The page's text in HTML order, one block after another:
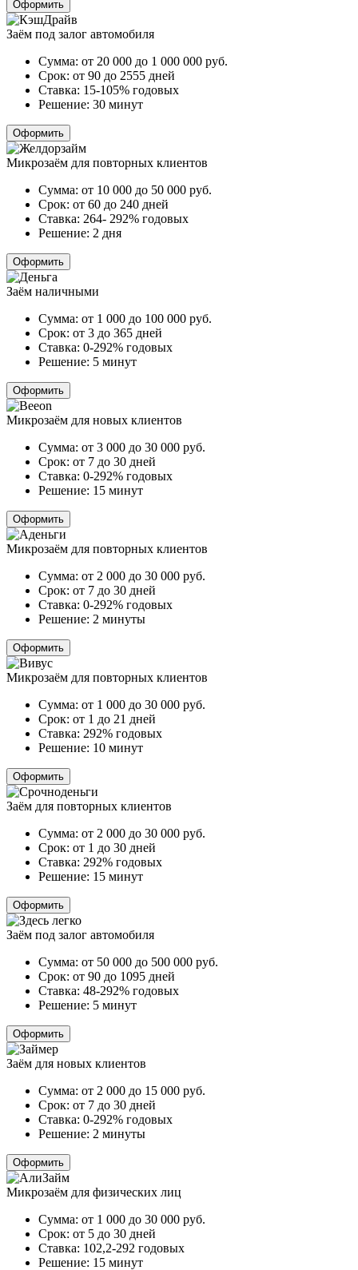
Оформить
Заём под залог автомобиля
Сумма: от 20 000 до 1 000 000 руб.
Срок: от 90 до 2555 дней
Ставка: 15-105% годовых
Решение: 30 минут
Оформить
Микрозаём для повторных клиентов
Сумма: от 10 000 до 50 000 руб.
Срок: от 60 до 240 дней
Ставка: 264- 292% годовых
Решение: 2 дня
Оформить
Заём наличными
Сумма: от 1 000 до 100 000 руб.
Срок: от 3 до 365 дней
Ставка: 0-292% годовых
Решение: 5 минут
Оформить
Микрозаём для новых клиентов
Сумма: от 3 000 до 30 000 руб.
Срок: от 7 до 30 дней
Ставка: 0-292% годовых
Решение: 15 минут
Оформить
Микрозаём для повторных клиентов
Сумма: от 2 000 до 30 000 руб.
Срок: от 7 до 30 дней
Ставка: 0-292% годовых
Решение: 2 минуты
Оформить
Микрозаём для повторных клиентов
Сумма: от 1 000 до 30 000 руб.
Срок: от 1 до 21 дней
Ставка: 292% годовых
Решение: 10 минут
Оформить
Заём для повторных клиентов
Сумма: от 2 000 до 30 000 руб.
Срок: от 1 до 30 дней
Ставка: 292% годовых
Решение: 15 минут
Оформить
Заём под залог автомобиля
Сумма: от 50 000 до 500 000 руб.
Срок: от 90 до 1095 дней
Ставка: 48-292% годовых
Решение: 5 минут
Оформить
Заём для новых клиентов
Сумма: от 2 000 до 15 000 руб.
Срок: от 7 до 30 дней
Ставка: 0-292% годовых
Решение: 2 минуты
Оформить
Микрозаём для физических лиц
Сумма: от 1 000 до 30 000 руб.
Срок: от 5 до 30 дней
Ставка: 102,2-292 годовых
Решение: 15 минут